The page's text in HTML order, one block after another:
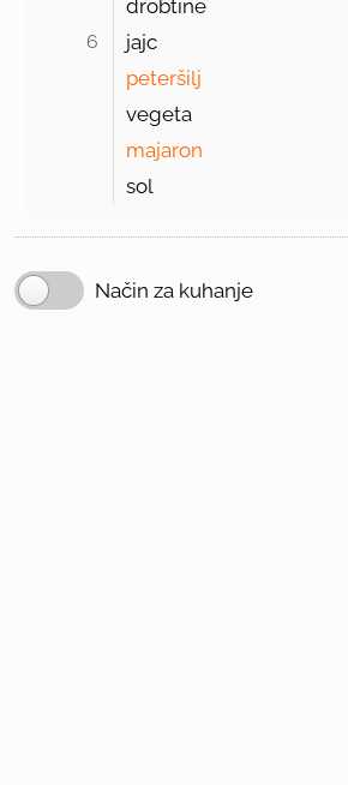
drobtine
6
jajc
peteršilj
vegeta
majaron
sol
Način za kuhanje